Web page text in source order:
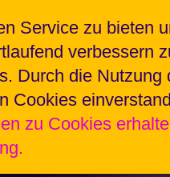
Service zu bieten
verbessern
Durch die
Cookies
zu Cookies